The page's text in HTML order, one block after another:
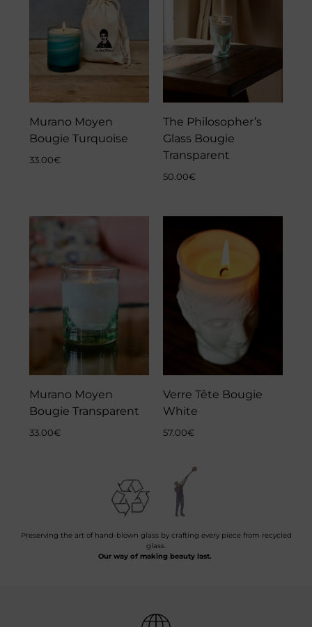
Murano Moyen
Bougie Turquoise
33.00€
The Philosopher’s
Glass Bougie
Transparent
50.00€
Murano Moyen
Bougie Transparent
33.00€
Verre Tête Bougie
White
57.00€
Preserving the art of hand-blown glass by crafting every piece from recycled
glass.
Our way of making beauty last.